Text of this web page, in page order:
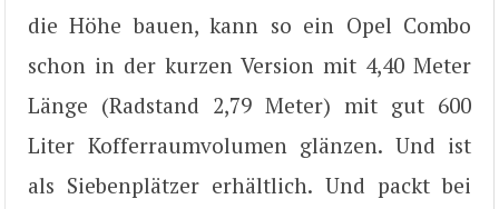
die Höhe bauen, kann so ein Opel Combo
schon in der kurzen Version mit 4,40 Meter
Länge (Radstand 2,79 Meter) mit gut 600
Liter Kofferraumvolumen glänzen. Und ist
als Siebenplätzer erhältlich. Und packt bei